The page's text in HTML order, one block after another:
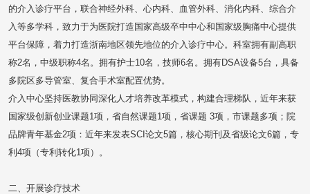
9.血流储备分数检查等。（二）脑血管诊疗技术1.急性脑梗死介入治
疗；2.颅内动脉瘤栓塞、夹闭术；3.颅内动脉狭窄及闭塞介入治疗；4.
颈、椎动脉血管成形、支架植入术；5.脑及脊髓血管畸形（瘘）介入治
疗；6.主动脉弓上颅外动脉狭窄及闭塞介入治疗；7.静脉窦的狭窄及闭
塞的介入治疗；8.颅内动、静脉测压取样；9.头颈部肿瘤的介入治疗
等。（三）外周血管诊疗技术1.主动脉夹层腔内修复木；2.主动脉瘤腔
内修复术；3.肺动脉、腔静脉及四肢动静脉导管血栓清除/溶栓术；4.外
周动、静脉及脏器动静脉球囊成形/支架植入术；5.上下腔静脉滤器置
入/或取出术；6.外周血管畸形及出血性疾病的动脉及/或静脉栓塞术；
的介入诊疗平台，联合神经外科、心内科、血管外科、消化内科、综合介
入等多学科，致力于为医院打造国家高级卒中中心和国家级胸痛中心提供
平台保障，着力打造浙南地区领先地位的介入诊疗中心。科室拥有副高职
称2名，中级职称4名。拥有护士10名，技师6名。拥有DSA设备5台，具备
多院区多导管室、复合手术室配置优势。
介入中心坚持医教协同深化人才培养改革模式，构建合理梯队，近年来获
国家级创新创业课题1项，省自然课题1项，省课题 3项，市课题多项；院
品牌青年基金2项：近年来发表SCI论文5篇，核心期刊及省级论文6篇，专
利4项（专利转化1项）。
二、开展诊疗技术